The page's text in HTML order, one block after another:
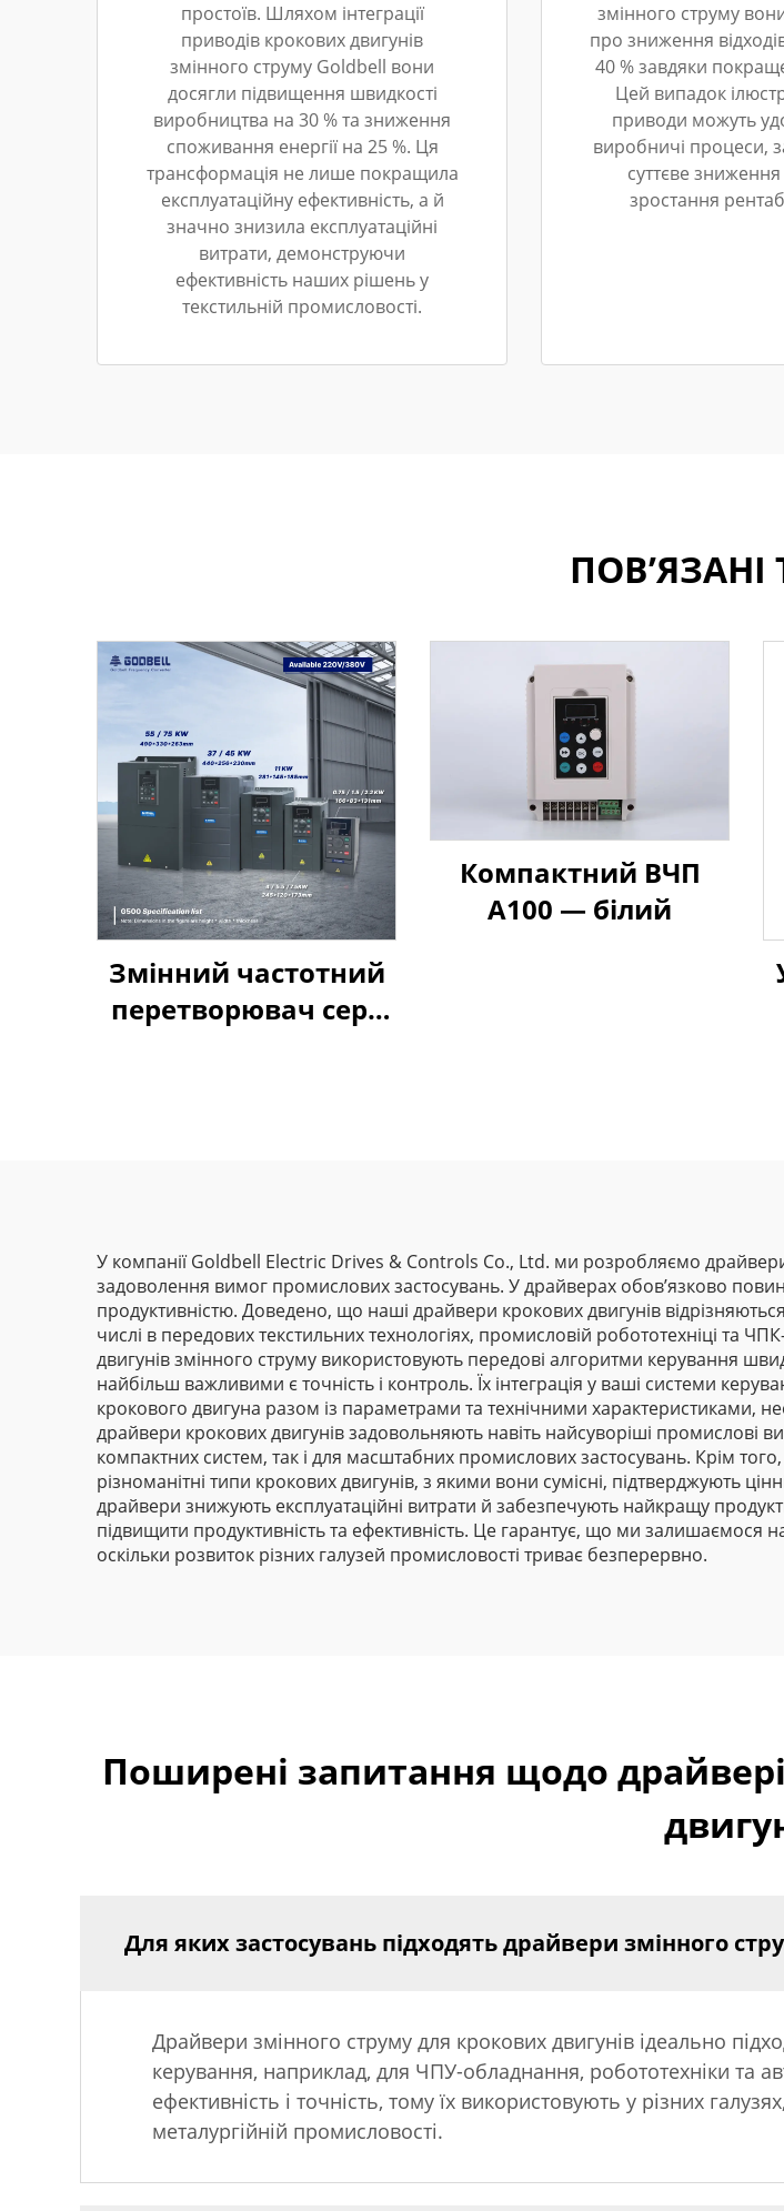
простоїв. Шляхом інтеграції
приводів крокових двигунів
змінного струму Goldbell вони
досягли підвищення швидкості
виробництва на 30 % та зниження
споживання енергії на 25 %. Ця
трансформація не лише покращила
експлуатаційну ефективність, а й
значно знизила експлуатаційні
витрати, демонструючи
ефективність наших рішень у
текстильній промисловості.
змінного струму
про зниження
40 % завдяки
Цей випадок
приводи можуть
виробничі процеси,
суттєве зниження
зростання
Змінний частотний
перетворювач серії
Компактний ВЧП
A100 — білий
У компанії Goldbell Electric Drives & Controls Co., Ltd. ми розробляємо
задоволення вимог промислових застосувань. У драйверах обов’язково
продуктивністю. Доведено, що наші драйвери крокових двигунів
числі в передових текстильних технологіях, промисловій робототехніці та
двигунів змінного струму використовують передові алгоритми керування
найбільш важливими є точність і контроль. Їх інтеграція у ваші системи
крокового двигуна разом із параметрами та технічними характеристиками,
драйвери крокових двигунів задовольняють навіть найсуворіші промислові
компактних систем, так і для масштабних промислових застосувань. Крім
різноманітні типи крокових двигунів, з якими вони сумісні, підтверджують
драйвери знижують експлуатаційні витрати й забезпечують найкращу
підвищити продуктивність та ефективність. Це гарантує, що ми залишаємося
оскільки розвиток різних галузей промисловості триває безперервно.
Поширені запитання щодо
Для яких застосувань підходять драйвери змінного
Драйвери змінного струму для крокових двигунів ідеально
керування, наприклад, для ЧПУ-обладнання, робототехніки та
ефективність і точність, тому їх використовують у різних
металургійній промисловості.